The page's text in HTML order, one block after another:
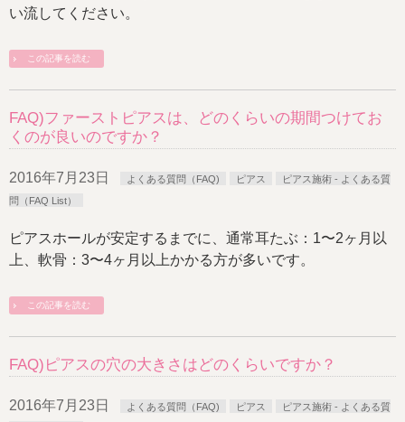
い流してください。
この記事を読む
FAQ)ファーストピアスは、どのくらいの期間つけてお
くのが良いのですか？
2016年7月23日 よくある質問（FAQ) ピアス
ピアス施術 - よくある質
問（FAQ List）
ピアスホールが安定するまでに、通常耳たぶ：1〜2ヶ月以
上、軟骨：3〜4ヶ月以上かかる方が多いです。
この記事を読む
FAQ)ピアスの穴の大きさはどのくらいですか？
2016年7月23日 よくある質問（FAQ) ピアス
ピアス施術 - よくある質